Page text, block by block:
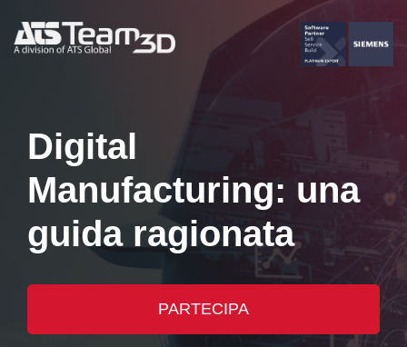
Digital
Manufacturing: una
guida ragionata
PARTECIPA